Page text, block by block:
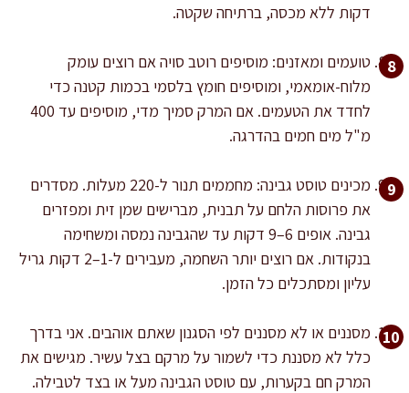
דקות ללא מכסה, ברתיחה שקטה.
טועמים ומאזנים: מוסיפים רוטב סויה אם רוצים עומק
מלוח-אומאמי, ומוסיפים חומץ בלסמי בכמות קטנה כדי
לחדד את הטעמים. אם המרק סמיך מדי, מוסיפים עד 400
מ"ל מים חמים בהדרגה.
מכינים טוסט גבינה: מחממים תנור ל-220 מעלות. מסדרים
את פרוסות הלחם על תבנית, מברישים שמן זית ומפזרים
גבינה. אופים 6–9 דקות עד שהגבינה נמסה ומשחימה
בנקודות. אם רוצים יותר השחמה, מעבירים ל-1–2 דקות גריל
עליון ומסתכלים כל הזמן.
מסננים או לא מסננים לפי הסגנון שאתם אוהבים. אני בדרך
כלל לא מסננת כדי לשמור על מרקם בצל עשיר. מגישים את
המרק חם בקערות, עם טוסט הגבינה מעל או בצד לטבילה.